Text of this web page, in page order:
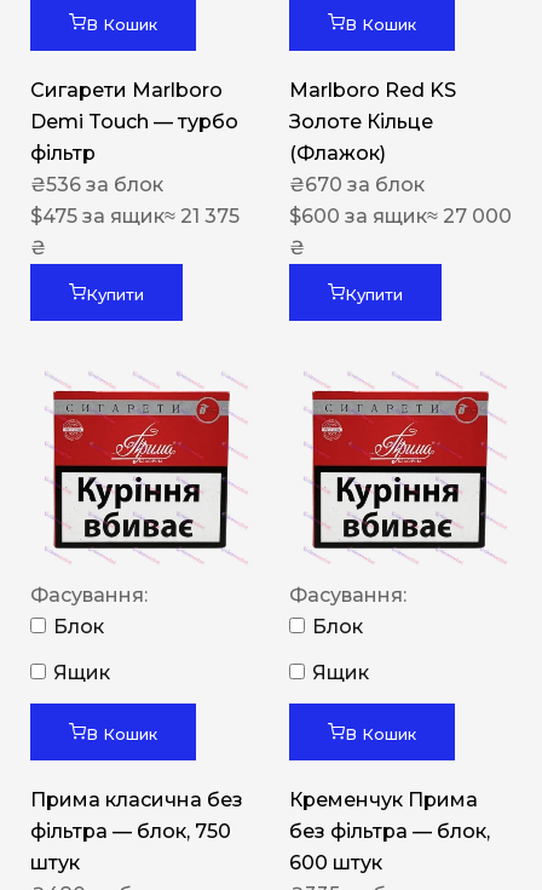
В Кошик
Сигарети Marlboro
Demi Touch — турбо
фільтр
₴536 за блок
$475 за ящик≈ 21 375
₴
Купити
В Кошик
Marlboro Red KS
Золоте Кільце
(Флажок)
₴670 за блок
$600 за ящик≈ 27 000
₴
Купити
Фасування:
Блок
Ящик
В Кошик
Прима класична без
фільтра — блок, 750
штук
Фасування:
Блок
Ящик
В Кошик
Кременчук Прима
без фільтра — блок,
600 штук